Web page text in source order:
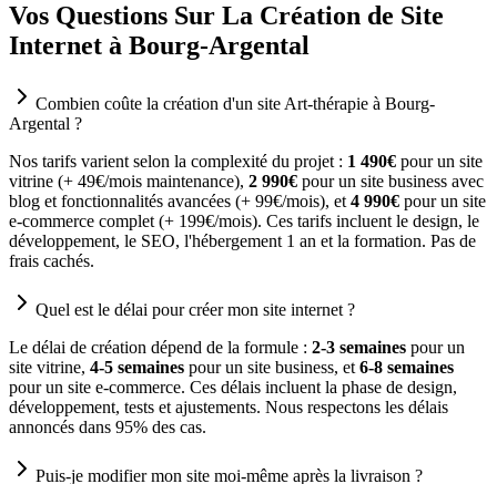
Vos Questions Sur La Création de Site
Internet à Bourg-Argental
Combien coûte la création d'un site Art-thérapie à Bourg-
Argental ?
Nos tarifs varient selon la complexité du projet : 1 490€ pour un site
vitrine (+ 49€/mois maintenance), 2 990€ pour un site business avec
blog et fonctionnalités avancées (+ 99€/mois), et 4 990€ pour un site
e-commerce complet (+ 199€/mois). Ces tarifs incluent le design, le
développement, le SEO, l'hébergement 1 an et la formation. Pas de
frais cachés.
Quel est le délai pour créer mon site internet ?
Le délai de création dépend de la formule : 2-3 semaines pour un
site vitrine, 4-5 semaines pour un site business, et 6-8 semaines
pour un site e-commerce. Ces délais incluent la phase de design,
développement, tests et ajustements. Nous respectons les délais
annoncés dans 95% des cas.
Puis-je modifier mon site moi-même après la livraison ?